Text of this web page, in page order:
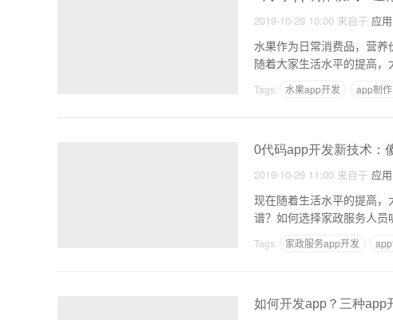
2019-10-29 10:00 来自于 应
水果作为日常消费品，营
随着大家生活水平的提高
Tags: 水果app开发 app制作
0代码app开发新技术：
2019-10-29 11:00 来自于 应
现在随着生活水平的提高
谱？如何选择家政服务人
Tags: 家政服务app开发
如何开发app？三种app